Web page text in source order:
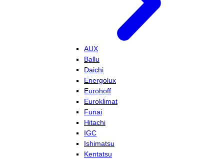
AUX
Ballu
Daichi
Energolux
Eurohoff
Euroklimat
Funai
Hitachi
IGC
Ishimatsu
Kentatsu